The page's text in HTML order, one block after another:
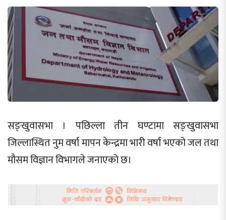
सङ्खुवासभा । पछिल्ला तीन घण्टामा सङ्खुवासभा
जिल्लास्थित नुम वर्षा मापन केन्द्रमा भारी वर्षा भएको जल तथा
मौसम विज्ञान विभागले जनाएको छ।